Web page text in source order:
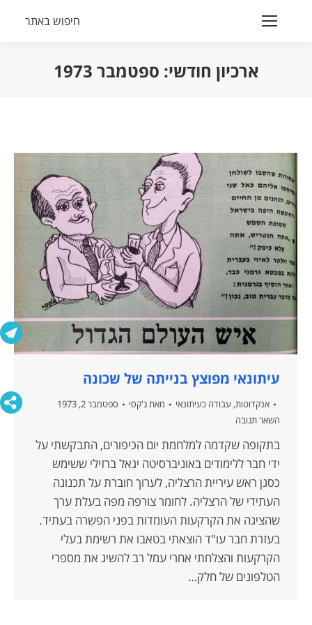
Search:
חיפוש באתר
ארכיון חודשי: ספטמבר 1973
עיתונאי מפוצץ בנייתה של שכונה
אנקדוטות, עבודה כעיתונאי מאתג'קסי
ספטמבר 2, 1973
השאר תגובה
בתקופה שקדמה למלחמת יום הכיפורים, התבקשתי על
ידי חבר ללימודים באוניברסיטה יגאל ברזילי ששימש
כסגן ראש עיריית הרצליה, לערוך חוברת על תכנונה
העתידי של הרצליה. לחומר צורפה מפה בעלת ערך
שהציגה את הקרקעות העומדות בפני הפשרה בעתיד.
בעזרת חבר עו"ד הוצאתי בטאבו את רשימת בעלי
הקרקעות והצלחתי אחרי עמל רב להשיג את מספרי
הטלפונים של חלק…